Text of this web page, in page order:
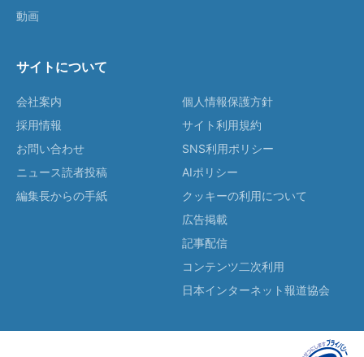
動画
サイトについて
会社案内
採用情報
お問い合わせ
ニュース読者投稿
編集長からの手紙
個人情報保護方針
サイト利用規約
SNS利用ポリシー
AIポリシー
クッキーの利用について
広告掲載
記事配信
コンテンツ二次利用
日本インターネット報道協会